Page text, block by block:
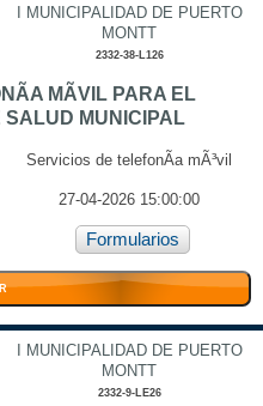
I MUNICIPALIDAD DE PUERTO
MONTT
2332-38-L126
MÃVIL PARA EL
SALUD MUNICIPAL
Servicios de telefonÃ­a mÃ³vil
27-04-2026 15:00:00
Formularios
I MUNICIPALIDAD DE PUERTO
MONTT
2332-9-LE26